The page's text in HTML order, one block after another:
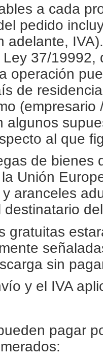
a cada
pedido
adelante,
37/
operación
de
algunos
al que
de bienes
Unión
aranceles
gratuitas
sin
y el IVA
pagar